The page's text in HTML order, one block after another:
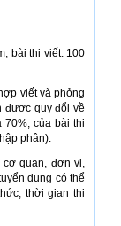
bài thi viết: 100
viết và phỏng
được quy đổi về
70%, của bài thi
phân).
quan, đơn vị,
dụng có thể
thời gian thi